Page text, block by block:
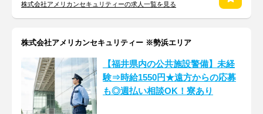
株式会社アメリカンセキュリティーの求人一覧を見る
株式会社アメリカンセキュリティー ※勢浜エリア
【福井県内の公共施設警備】未経
験⇒時給1550円★遠方からの応募
も◎週払い相談OK！寮あり